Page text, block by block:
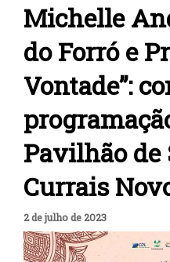
Michelle
do Forró e
Vontade”:
Pavilhão de
Currais
2 de julho de 2023